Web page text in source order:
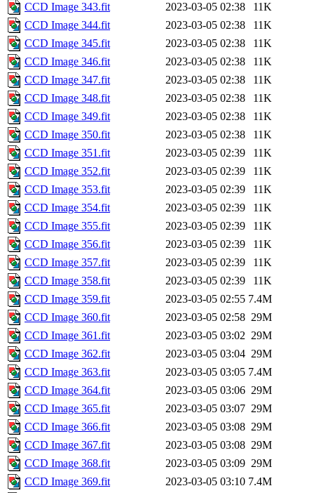
CCD Image 343.fit
2023-03-05 02:38
11K
CCD Image 344.fit
2023-03-05 02:38
11K
CCD Image 345.fit
2023-03-05 02:38
11K
CCD Image 346.fit
2023-03-05 02:38
11K
CCD Image 347.fit
2023-03-05 02:38
11K
CCD Image 348.fit
2023-03-05 02:38
11K
CCD Image 349.fit
2023-03-05 02:38
11K
CCD Image 350.fit
2023-03-05 02:38
11K
CCD Image 351.fit
2023-03-05 02:39
11K
CCD Image 352.fit
2023-03-05 02:39
11K
CCD Image 353.fit
2023-03-05 02:39
11K
CCD Image 354.fit
2023-03-05 02:39
11K
CCD Image 355.fit
2023-03-05 02:39
11K
CCD Image 356.fit
2023-03-05 02:39
11K
CCD Image 357.fit
2023-03-05 02:39
11K
CCD Image 358.fit
2023-03-05 02:39
11K
CCD Image 359.fit
2023-03-05 02:55 7.4M
CCD Image 360.fit
2023-03-05 02:58 29M
CCD Image 361.fit
2023-03-05 03:02 29M
CCD Image 362.fit
2023-03-05 03:04 29M
CCD Image 363.fit
2023-03-05 03:05 7.4M
CCD Image 364.fit
2023-03-05 03:06 29M
CCD Image 365.fit
2023-03-05 03:07 29M
CCD Image 366.fit
2023-03-05 03:08 29M
CCD Image 367.fit
2023-03-05 03:08 29M
CCD Image 368.fit
2023-03-05 03:09 29M
CCD Image 369.fit
2023-03-05 03:10 7.4M